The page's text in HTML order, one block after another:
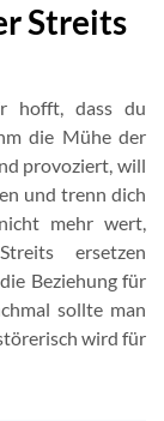
Streits
hofft, dass du
die Mühe der
provoziert, will
und trenn dich
mehr wert,
ersetzen
Beziehung für
sollte man
wird für